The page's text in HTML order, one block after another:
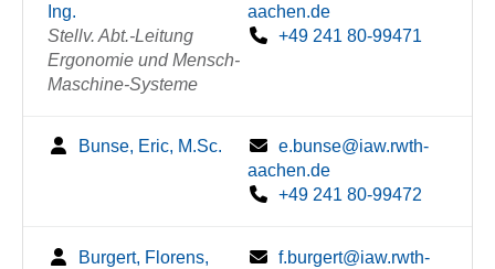
Ing.
Stellv. Abt.-Leitung
Ergonomie und Mensch-
Maschine-Systeme
aachen.de
+49 241 80-99471
Bunse, Eric, M.Sc.
e.bunse@iaw.rwth-
aachen.de
+49 241 80-99472
Burgert, Florens,
f.burgert@iaw.rwth-